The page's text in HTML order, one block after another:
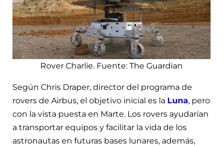
Rover Charlie. Fuente: The Guardian
Según Chris Draper, director del programa de
rovers de Airbus, el objetivo inicial es la Luna, pero
con la vista puesta en Marte. Los rovers ayudarían
a transportar equipos y facilitar la vida de los
astronautas en futuras bases lunares, además,